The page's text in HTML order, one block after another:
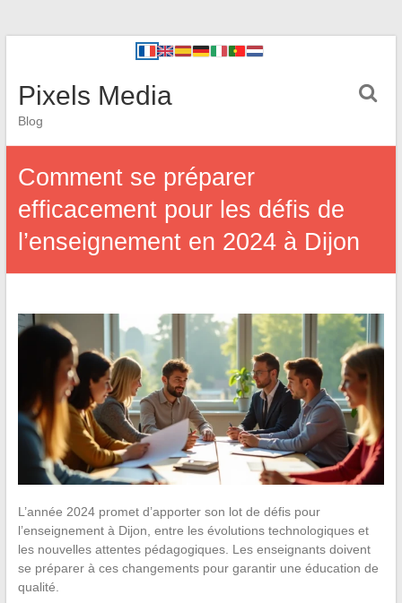
Pixels Media
Blog
Comment se préparer
efficacement pour les défis de
l’enseignement en 2024 à Dijon
L’année 2024 promet d’apporter son lot de défis pour
l’enseignement à Dijon, entre les évolutions technologiques et
les nouvelles attentes pédagogiques. Les enseignants doivent
se préparer à ces changements pour garantir une éducation de
qualité.